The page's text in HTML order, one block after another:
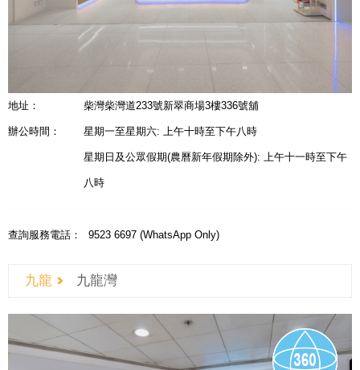
地址： 柴灣柴灣道233號新翠商場3樓336號舖
辦公時間： 星期一至星期六: 上午十時至下午八時
星期日及公眾假期(農曆新年假期除外): 上午十一時至下午
八時
查詢服務電話： 9523 6697 (WhatsApp Only)
九龍 九龍灣